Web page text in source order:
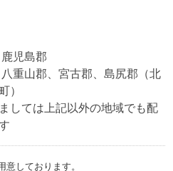
児島郡
重山郡、宮古郡、島尻郡（北
）
しては上記以外の地域でも配
しております。